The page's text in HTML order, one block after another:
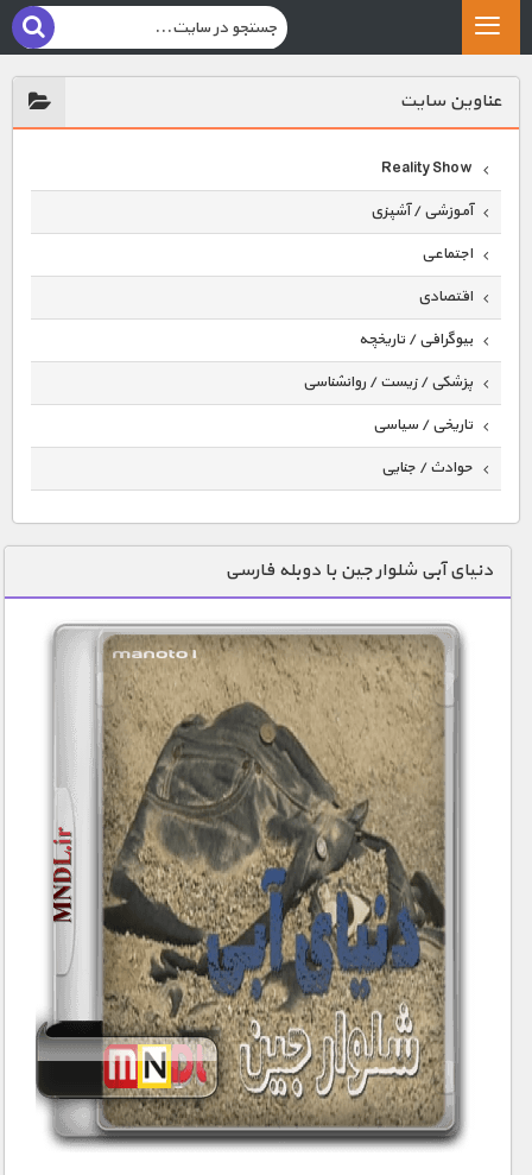
عناوين سايت
Reality Show
آموزشی / آشپزی
اجتماعی
اقتصادی
بیوگرافی / تاریخچه
پزشکی / زیست / روانشناسی
تاریخی / سیاسی
حوادث / جنایی
دنیای خوراکی ها
زمین شناسی / محیط زیست
سازه/ معماری/ مهندسی
سرگرمی
شناخت کودکان
طبیعت
علم و فناوری
فرهنگ / هنر
کیهان / نجوم
گردشگری
ماورایی
مسابقات / ورزشی
مستند های اختصاصی
دنیای آبی شلوار جین با دوبله فارسی